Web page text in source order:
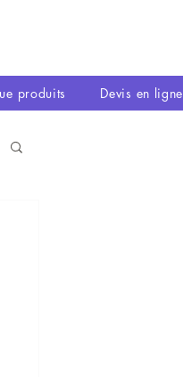
produits Devis en ligne